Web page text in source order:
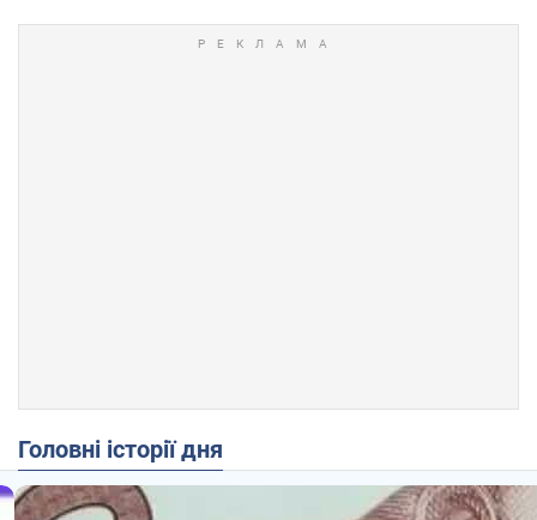
Головні історії дня